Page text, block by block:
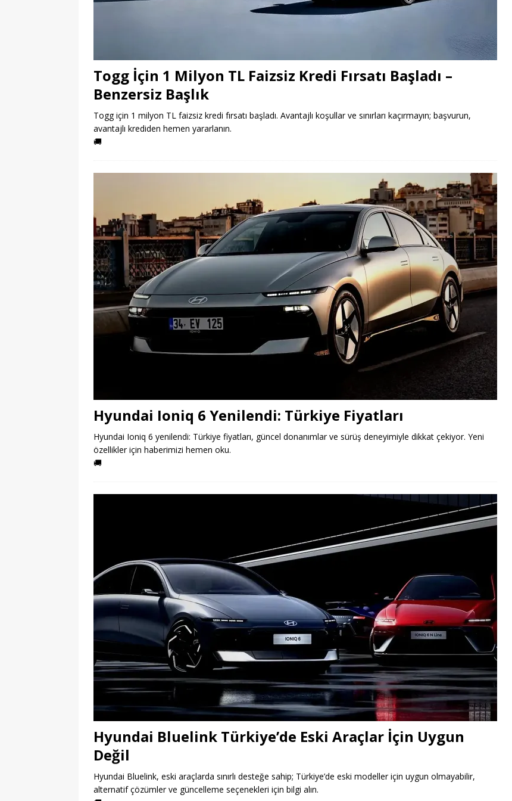
Togg İçin 1 Milyon TL Faizsiz Kredi Fırsatı Başladı –
Benzersiz Başlık
Togg için 1 milyon TL faizsiz kredi fırsatı başladı. Avantajlı koşullar ve sınırları kaçırmayın; başvurun,
avantajlı krediden hemen yararlanın.
🚚
Hyundai Ioniq 6 Yenilendi: Türkiye Fiyatları
Hyundai Ioniq 6 yenilendi: Türkiye fiyatları, güncel donanımlar ve sürüş deneyimiyle dikkat çekiyor. Yeni
özellikler için haberimizi hemen oku.
🚚
Hyundai Bluelink Türkiye’de Eski Araçlar İçin Uygun
Değil
Hyundai Bluelink, eski araçlarda sınırlı desteğe sahip; Türkiye’de eski modeller için uygun olmayabilir,
alternatif çözümler ve güncelleme seçenekleri için bilgi alın.